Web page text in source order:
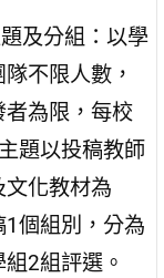
及分組：以學
不限人數，
為限，每校
題以投稿教師
文化教材為
1個組別，分為
2組評選。